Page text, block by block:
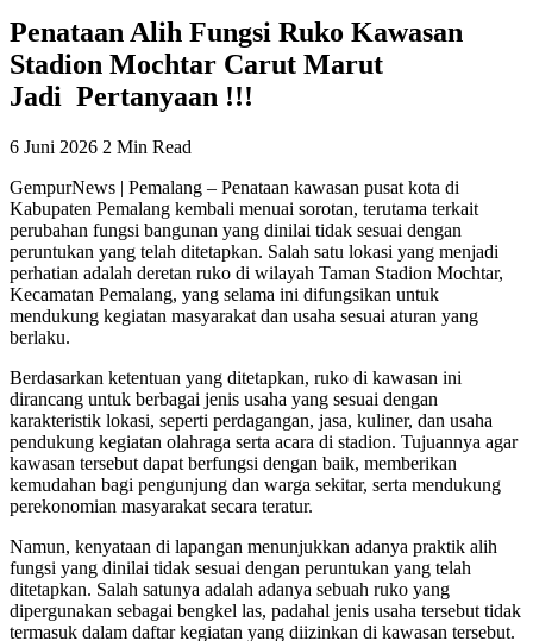
Penataan Alih Fungsi Ruko Kawasan
Stadion Mochtar Carut Marut
Jadi Pertanyaan !!!
6 Juni 2026 2 Min Read
GempurNews | Pemalang – Penataan kawasan pusat kota di
Kabupaten Pemalang kembali menuai sorotan, terutama terkait
perubahan fungsi bangunan yang dinilai tidak sesuai dengan
peruntukan yang telah ditetapkan. Salah satu lokasi yang menjadi
perhatian adalah deretan ruko di wilayah Taman Stadion Mochtar,
Kecamatan Pemalang, yang selama ini difungsikan untuk
mendukung kegiatan masyarakat dan usaha sesuai aturan yang
berlaku.
Berdasarkan ketentuan yang ditetapkan, ruko di kawasan ini
dirancang untuk berbagai jenis usaha yang sesuai dengan
karakteristik lokasi, seperti perdagangan, jasa, kuliner, dan usaha
pendukung kegiatan olahraga serta acara di stadion. Tujuannya agar
kawasan tersebut dapat berfungsi dengan baik, memberikan
kemudahan bagi pengunjung dan warga sekitar, serta mendukung
perekonomian masyarakat secara teratur.
Namun, kenyataan di lapangan menunjukkan adanya praktik alih
fungsi yang dinilai tidak sesuai dengan peruntukan yang telah
ditetapkan. Salah satunya adalah adanya sebuah ruko yang
dipergunakan sebagai bengkel las, padahal jenis usaha tersebut tidak
termasuk dalam daftar kegiatan yang diizinkan di kawasan tersebut.